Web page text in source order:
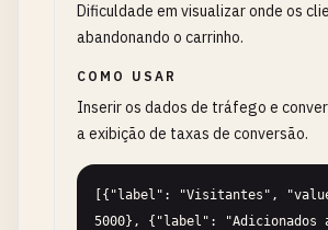
Dificuldade em visualizar onde os
abandonando o carrinho.
COMO USAR
Inserir os dados de tráfego e
a exibição de taxas de conversão.
[{"label": "Visitantes",
5000}, {"label": "Adicionados